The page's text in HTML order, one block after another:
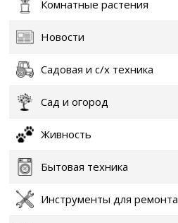
Комнатные растения
Новости
Садовая и с/х техника
Сад и огород
Живность
Бытовая техника
Инструменты для ремонта